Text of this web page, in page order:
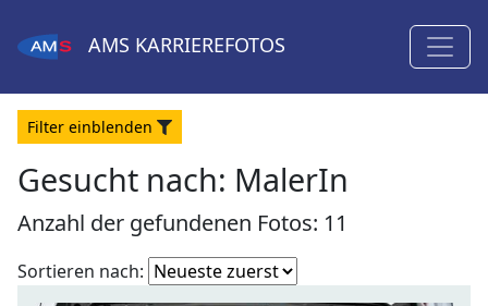
AMS KARRIEREFOTOS
Filter einblenden
Gesucht nach: MalerIn
Anzahl der gefundenen Fotos: 11
Sortieren nach: